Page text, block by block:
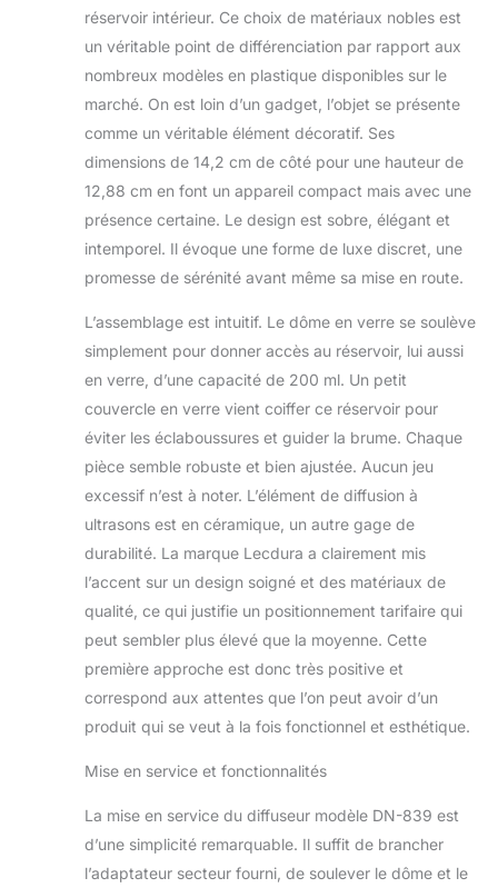
comme d'autres
d'aromathérapie en
plastique, pas de
réservoir d'eau
odorante et il vous
apporte une
expérience
d'aromathérapie
saine et
confortable.
Lumière chaude :
d'huiles essentielles
maison émettent
une lumière chaude
de flamme. Une
excellente veilleuse
l'obscurité.
L'utilisation de ce
diffuseur en verre
2-3 heures avant
d'aller au lit aide à
détendre le corps,
créer une
atmosphère, une
méditation qui
apaise tous vos
sens. Luminosité à
intensité variable :
chaud pour
chambre à coucher
luminosité
forte/faible. Lumière
réservoir intérieur. Ce choix de matériaux nobles est
un véritable point de différenciation par rapport aux
nombreux modèles en plastique disponibles sur le
marché. On est loin d’un gadget, l’objet se présente
comme un véritable élément décoratif. Ses
dimensions de 14,2 cm de côté pour une hauteur de
12,88 cm en font un appareil compact mais avec une
présence certaine. Le design est sobre, élégant et
intemporel. Il évoque une forme de luxe discret, une
promesse de sérénité avant même sa mise en route.
L’assemblage est intuitif. Le dôme en verre se soulève
simplement pour donner accès au réservoir, lui aussi
en verre, d’une capacité de 200 ml. Un petit
couvercle en verre vient coiffer ce réservoir pour
éviter les éclaboussures et guider la brume. Chaque
pièce semble robuste et bien ajustée. Aucun jeu
excessif n’est à noter. L’élément de diffusion à
ultrasons est en céramique, un autre gage de
durabilité. La marque Lecdura a clairement mis
l’accent sur un design soigné et des matériaux de
qualité, ce qui justifie un positionnement tarifaire qui
peut sembler plus élevé que la moyenne. Cette
première approche est donc très positive et
correspond aux attentes que l’on peut avoir d’un
produit qui se veut à la fois fonctionnel et esthétique.
Mise en service et fonctionnalités
La mise en service du diffuseur modèle DN-839 est
d’une simplicité remarquable. Il suffit de brancher
l’adaptateur secteur fourni, de soulever le dôme et le